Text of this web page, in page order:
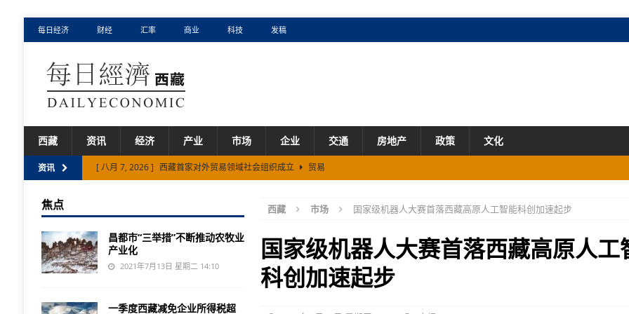
每日经济 财经 汇率 商业 科技 发稿
西藏 资讯 经济 产业 市场 企业 交通 房地产 政策 文化
资讯 [ 八月 7, 2026 ] 西藏首家对外贸易领域社会组织成立
贸易
[ 八月 7, 2026 ] 山南市抢占高原低空经济新赛道 市场
西藏 市场 国家级机器人大赛首落西藏高原人工智能科创加速起步
国家级机器人大赛首落西藏高原人工
科创加速起步
焦点
昌都市“三举措”不断推动农牧业
产业化
2021年7月13日 星期二 14:10
一季度西藏减免企业所得税超